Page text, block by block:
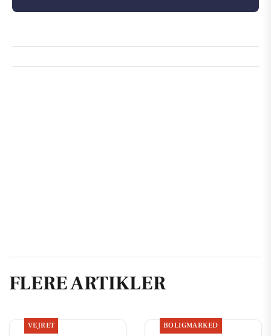
FLERE ARTIKLER
VEJRET BOLIGMARKED